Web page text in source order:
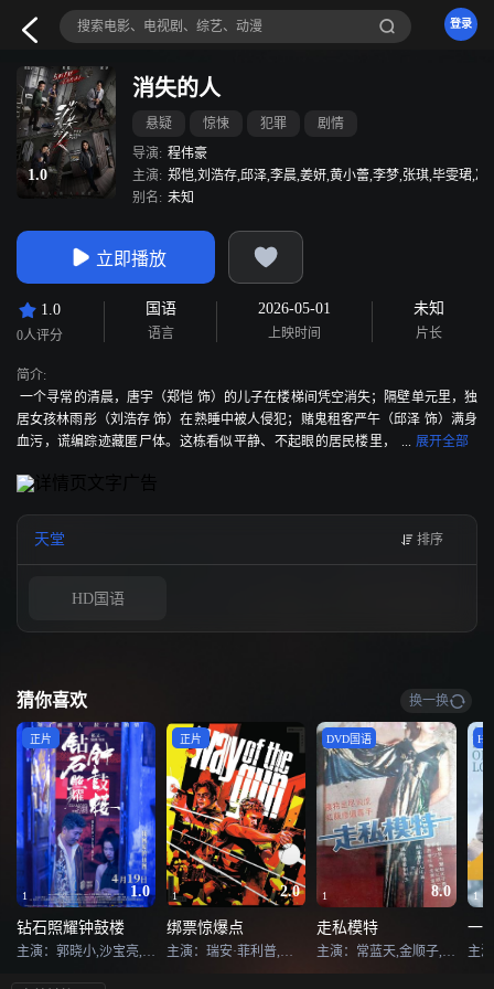
登录
1.0
消失的人
悬疑 惊悚 犯罪
剧情
导演: 程伟豪
主演: 郑恺,刘浩存,邱泽,李晨,姜妍,黄小蕾,李梦,张琪,毕雯珺,冯
别名: 未知
立即播放
1.0
0人评分
国语
语言
2026-05-01
上映时间
未知
片长
简介:
一个寻常的清晨，唐宇（郑恺 饰）的儿子在楼梯间凭空消失；隔壁单元里，独
居女孩林雨彤（刘浩存 饰）在熟睡中被人侵犯；赌鬼租客严午（邱泽 饰）满身
血污，谎编踪迹藏匿尸体。这栋看似平静、不起眼的居民楼里，
每天出入的家门，都可能是通往地狱的入口…… 本片改编自豆瓣阅读连载小说
天堂 排序
HD国语
猜你喜欢 换一换
1 1.0
正片
钻石照耀钟鼓楼
主演：郭晓小,沙宝亮,王文思,吴涛,陈芋米,祁又一,周子贺
1 2.0
正片
绑票惊爆点
主演：瑞安·菲利普,本尼西奥·德尔·托罗,朱丽叶特·刘易斯
1 8.0
DVD国语
走私模特
主演：常蓝天,金顺子,啜二勇,佘南南
1
一